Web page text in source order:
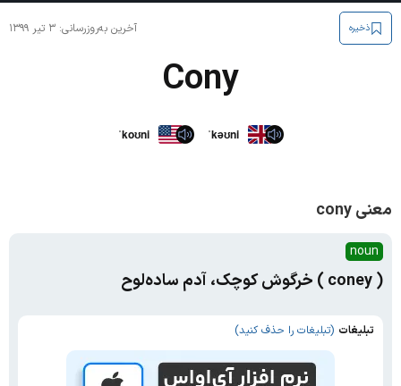
آخرین به‌روزرسانی: ۳ تیر ۱۳۹۹ ذخیره
Cony
ˈkoʊni ˈkəʊni
معنی cony
noun
( coney ) خرگوش کوچک، آدم ساده‌لوح
تبلیغات (تبلیغات را حذف کنید)